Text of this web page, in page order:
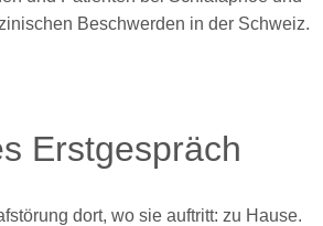
Erstgespräch
dort, wo sie auftritt: zu Hause.